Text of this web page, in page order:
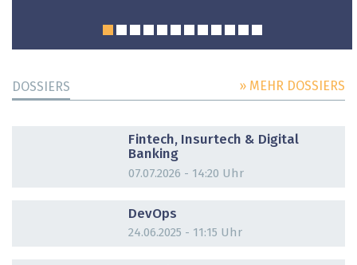
DOSSIERS » MEHR DOSSIERS
Fintech, Insurtech & Digital
Banking
07.07.2026 - 14:20 Uhr
DevOps
24.06.2025 - 11:15 Uhr